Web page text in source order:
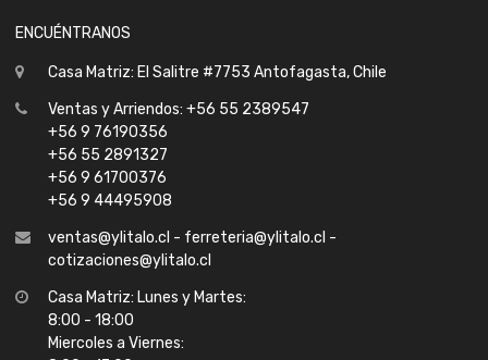
ENCUÉNTRANOS
Casa Matriz: El Salitre #7753 Antofagasta, Chile
Ventas y Arriendos: +56 55 2389547
+56 9 76190356
+56 55 2891327
+56 9 61700376
+56 9 44495908
ventas@ylitalo.cl - ferreteria@ylitalo.cl -
cotizaciones@ylitalo.cl
Casa Matriz: Lunes y Martes:
8:00 - 18:00
Miercoles a Viernes: